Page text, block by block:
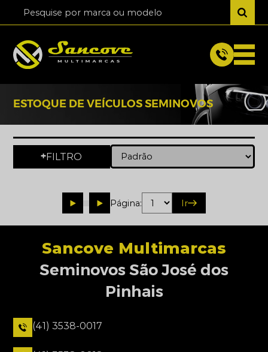
ESTOQUE DE VEÍCULOS SEMINOVOS
+FILTRO
Página: Ir
Sancove Multimarcas
Seminovos São José dos
Pinhais
(41) 3538-0017